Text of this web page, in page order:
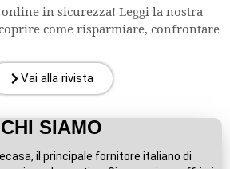
in sicurezza! Leggi la nostra
come risparmiare, confrontare
Vai alla rivista
CHI SIAMO
il principale fornitore italiano di